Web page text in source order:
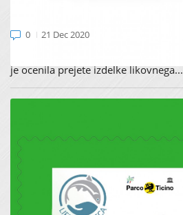
0 21 Dec 2020
je ocenila prejete izdelke likovnega...